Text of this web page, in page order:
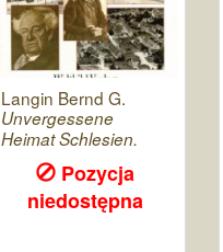
Langin Bernd G.
Unvergessene
Heimat Schlesien.
Pozycja
niedostępna